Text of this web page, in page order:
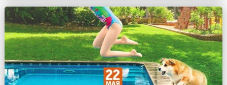
Конвенции о биологическом разнообразии (КБР), которая
состоялась в 1994 ...